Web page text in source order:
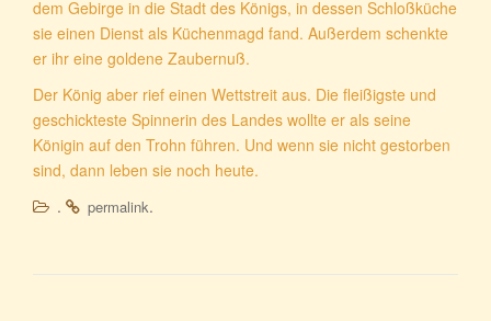
dem Gebirge in die Stadt des Königs, in dessen Schloßküche
sie einen Dienst als Küchenmagd fand. Außerdem schenkte
er ihr eine goldene Zaubernuß.
Der König aber rief einen Wettstreit aus. Die fleißigste und
geschickteste Spinnerin des Landes wollte er als seine
Königin auf den Trohn führen. Und wenn sie nicht gestorben
sind, dann leben sie noch heute.
.
permalink.